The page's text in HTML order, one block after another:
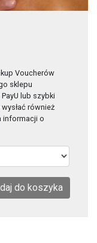
Voucherów
sklepu
lub szybki
również
informacji o
do koszyka